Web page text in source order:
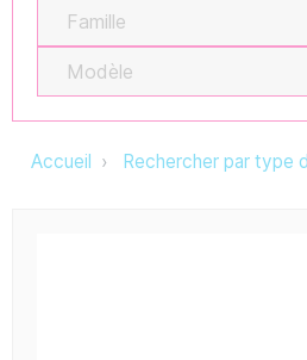
Famille
Modèle
Accueil Rechercher par type